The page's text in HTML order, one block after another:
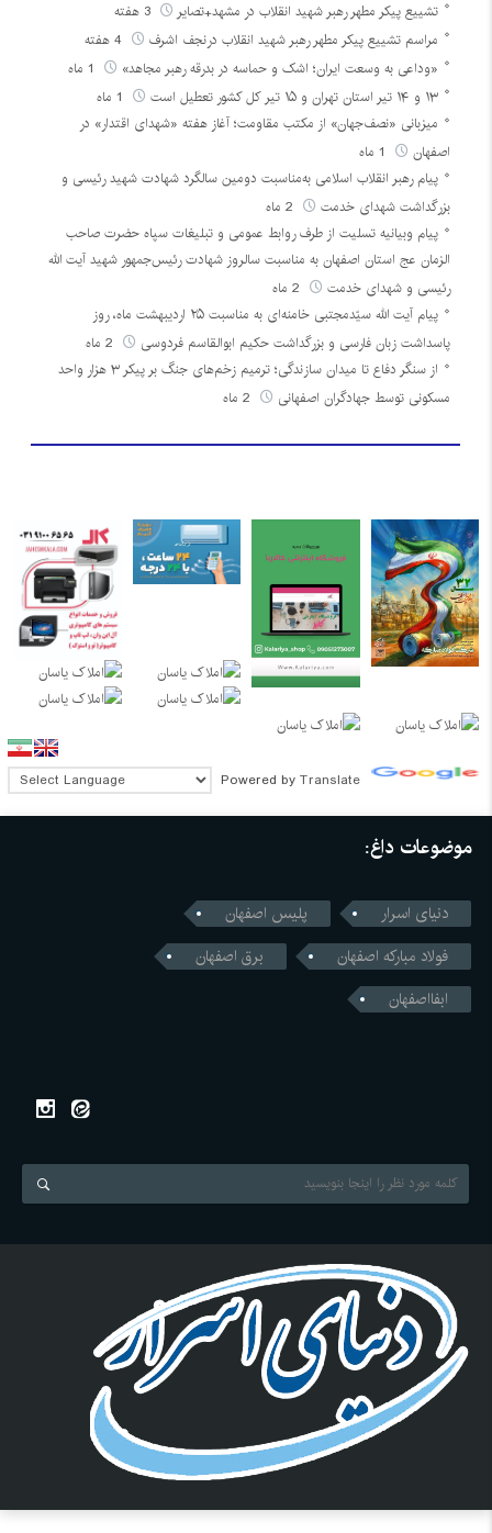
تشییع پیکر مطهر رهبر شهید انقلاب در مشهد+تصایر
3 هفته
مراسم تشییع پیکر مطهر رهبر شهید انقلاب درنجف اشرف
«وداعی به وسعت ایران؛ اشک و حماسه در بدرقه رهبر مجاهد»
۱۳ و ۱۴ تیر استان تهران و ۱۵ تیر کل کشور تعطیل است
میزبانی «نصف‌جهان» از مکتب مقاومت؛ آغاز هفته «شهدای اقتدار» در
اصفهان
پیام رهبر انقلاب اسلامی به‌مناسبت دومین سالگرد شهادت شهید رئیسی و
بزرگداشت شهدای خدمت
پیام وبیانیه تسلیت از طرف روابط عمومی و تبلیغات سپاه حضرت صاحب
الزمان عج استان اصفهان به مناسبت سالروز شهادت رئیس‌جمهور شهید آیت الله
رئیسی و شهدای خدمت
پیام آیت الله سیّدمجتبی خامنه‌ای به مناسبت ۲۵ اردیبهشت ماه، روز
پاسداشت زبان فارسی و بزرگداشت حکیم ابوالقاسم فردوسی
از سنگر دفاع تا میدان سازندگی؛ ترمیم زخم‌های جنگ بر پیکر ۳ هزار واحد
مسکونی توسط جهادگران اصفهانی
Powered by Translate
موضوعات داغ:
دنیای اسرار
پلیس اصفهان
فولاد مبارکه اصفهان
برق اصفهان
ابفااصفهان